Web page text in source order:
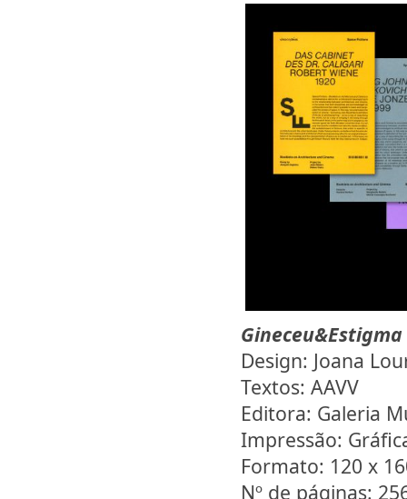
Gineceu&Estigma
Design: Joana
Textos: AAVV
Editora: Galeria
Impressão:
Formato: 120 x
Nº de páginas: